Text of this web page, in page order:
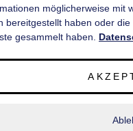
INFORMATIONEN
möglicherweise mit
bereitgestellt haben oder
gesammelt haben.